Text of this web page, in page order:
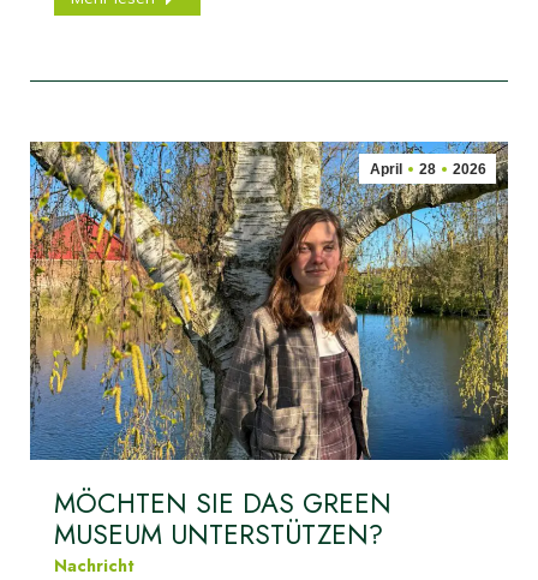
April 28 2026
MÖCHTEN SIE DAS GREEN
MUSEUM UNTERSTÜTZEN?
Nachricht